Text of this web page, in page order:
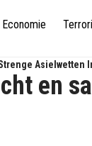
Economie
Asielwetten
en